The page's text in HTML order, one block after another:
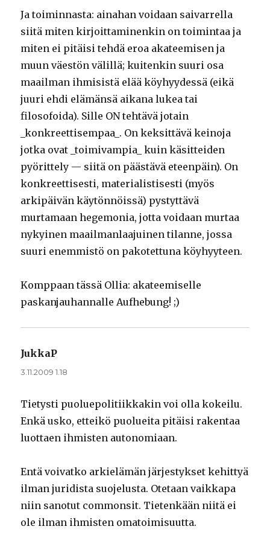
Ja toiminnasta: ainahan voidaan saivarrella
siitä miten kirjoittaminenkin on toimintaa ja
miten ei pitäisi tehdä eroa akateemisen ja
muun väestön välillä; kuitenkin suuri osa
maailman ihmisistä elää köyhyydessä (eikä
juuri ehdi elämänsä aikana lukea tai
filosofoida). Sille ON tehtävä jotain
_konkreettisempaa_. On keksittävä keinoja
jotka ovat _toimivampia_ kuin käsitteiden
pyörittely — siitä on päästävä eteenpäin). On
konkreettisesti, materialistisesti (myös
arkipäivän käytönnöissä) pystyttävä
murtamaan hegemonia, jotta voidaan murtaa
nykyinen maailmanlaajuinen tilanne, jossa
suuri enemmistö on pakotettuna köyhyyteen.
Komppaan tässä Ollia: akateemiselle
paskanjauhannalle Aufhebung! ;)
JukkaP
3.11.2009 1.18
Tietysti puoluepolitiikkakin voi olla kokeilu.
Enkä usko, etteikö puolueita pitäisi rakentaa
luottaen ihmisten autonomiaan.
Entä voivatko arkielämän järjestykset kehittyä
ilman juridista suojelusta. Otetaan vaikkapa
niin sanotut commonsit. Tietenkään niitä ei
ole ilman ihmisten omatoimisuutta.